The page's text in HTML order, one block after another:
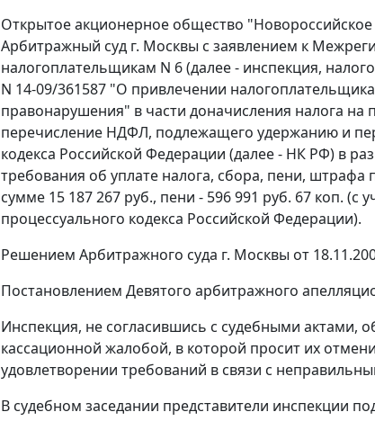
Открытое акционерное общество
Арбитражный суд г. Москвы с заявлением к
налогоплательщикам N 6 (далее - инспекция,
N 14-09/361587 "О привлечении
правонарушения" в части доначисления налога
перечисление НДФЛ, подлежащего удержанию и
кодекса Российской Федерации (далее - НК РФ) в
требования об уплате налога, сбора, пени, штрафа
сумме 15 187 267 руб., пени - 596 991 руб. 67 коп. (с
процессуального кодекса Российской Федерации).
Решением Арбитражного суда г. Москвы от
Постановлением Девятого арбитражного
Инспекция, не согласившись с судебными актами,
кассационной жалобой, в которой просит их
удовлетворении требований в связи с
В судебном заседании представители инспекции